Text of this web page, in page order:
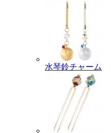
水琴鈴チャーム